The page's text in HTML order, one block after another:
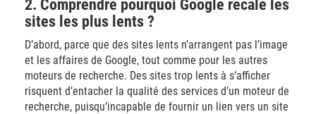
2. Comprendre pourquoi Google recale les
sites les plus lents ?
D’abord, parce que des sites lents n’arrangent pas l’image
et les affaires de Google, tout comme pour les autres
moteurs de recherche. Des sites trop lents à s’afficher
risquent d’entacher la qualité des services d’un moteur de
recherche, puisqu’incapable de fournir un lien vers un site